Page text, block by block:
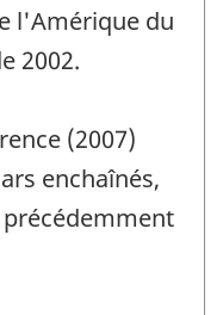
l'Amérique du
2002.
(2007)
enchaînés,